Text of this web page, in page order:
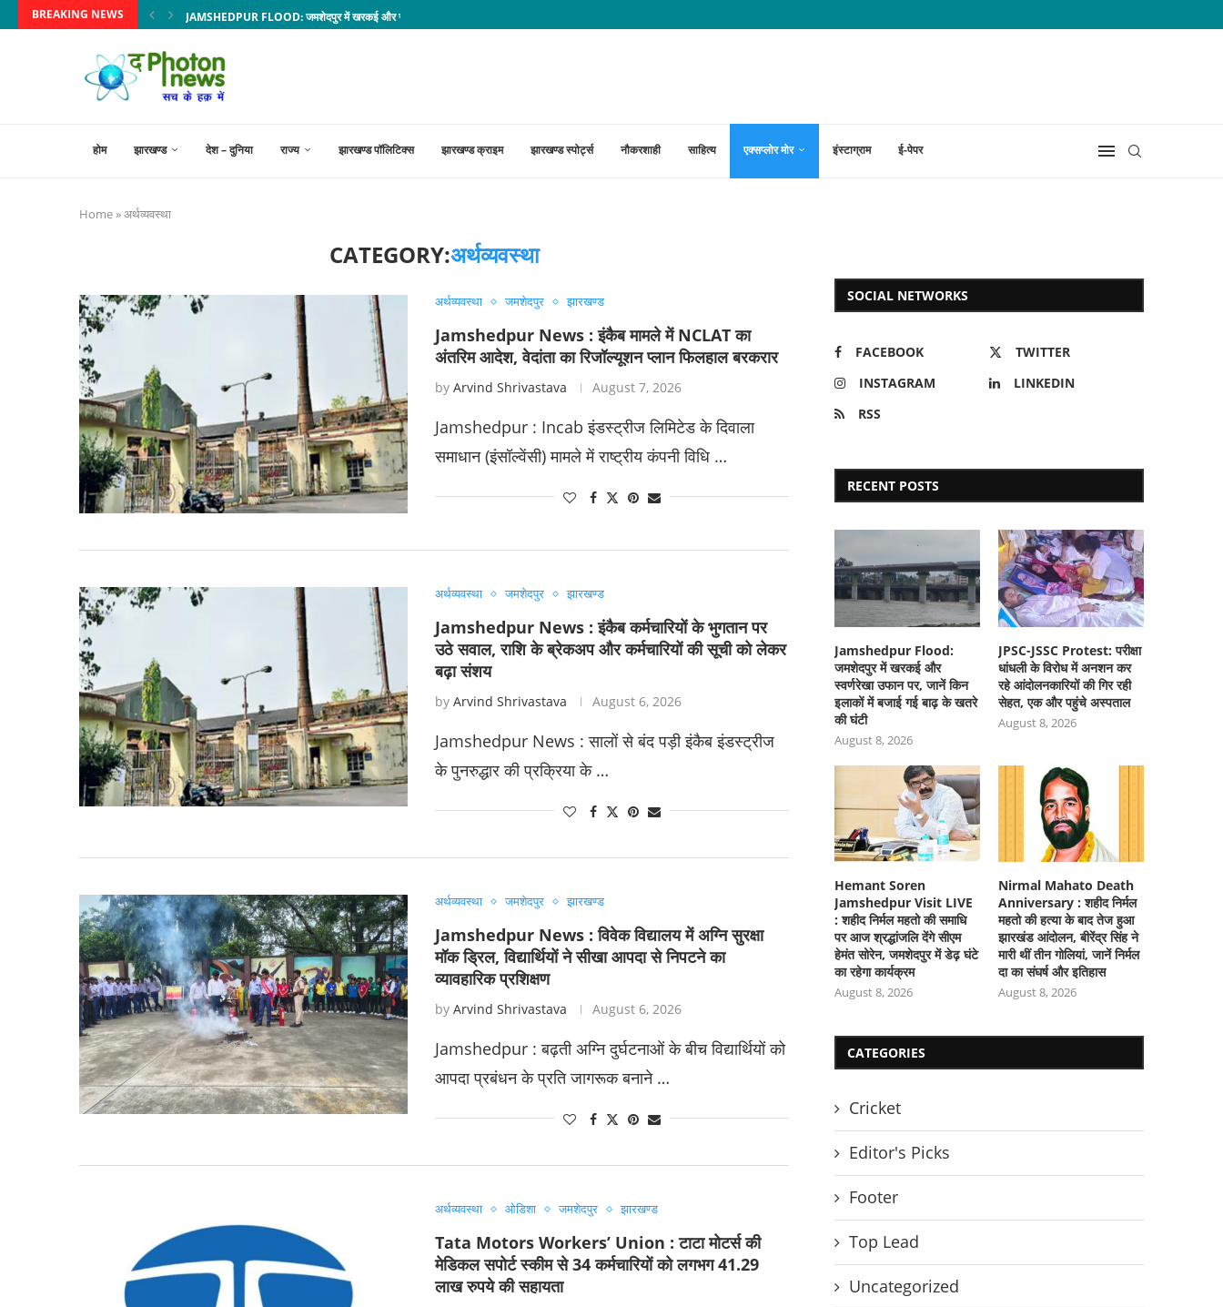
BREAKING NEWS JAMSHEDPUR FLOOD: जमशेदपुर में खरकई और स्वर्णरेखा उफान पर, जानें किन इलाकों में बजाई गई...
होम झारखण्ड देश – दुनिया राज्य झारखण्ड पॉलिटिक्स झारखण्ड क्राइम झारखण्ड स्पोर्ट्स नौकरशाही साहित्य एक्सप्लोर मोर इंस्टाग्राम ई-पेपर
Home»अर्थव्यवस्था
CATEGORY:अर्थव्यवस्था
अर्थव्यवस्था जमशेदपुर झारखण्ड
Jamshedpur News : इंकैब मामले में NCLAT का
अंतरिम आदेश, वेदांता का रिजॉल्यूशन प्लान फिलहाल बरकरार
by Arvind Shrivastava August 7, 2026
Jamshedpur : Incab इंडस्ट्रीज लिमिटेड के दिवाला
समाधान (इंसॉल्वेंसी) मामले में राष्ट्रीय कंपनी विधि …
अर्थव्यवस्था जमशेदपुर झारखण्ड
Jamshedpur News : इंकैब कर्मचारियों के भुगतान पर
उठे सवाल, राशि के ब्रेकअप और कर्मचारियों की सूची को लेकर
बढ़ा संशय
by Arvind Shrivastava August 6, 2026
Jamshedpur News : सालों से बंद पड़ी इंकैब इंडस्ट्रीज
के पुनरुद्धार की प्रक्रिया के …
अर्थव्यवस्था जमशेदपुर झारखण्ड
Jamshedpur News : विवेक विद्यालय में अग्नि सुरक्षा
मॉक ड्रिल, विद्यार्थियों ने सीखा आपदा से निपटने का
व्यावहारिक प्रशिक्षण
by Arvind Shrivastava August 6, 2026
Jamshedpur : बढ़ती अग्नि दुर्घटनाओं के बीच विद्यार्थियों को
आपदा प्रबंधन के प्रति जागरूक बनाने …
अर्थव्यवस्था ओडिशा जमशेदपुर झारखण्ड
Tata Motors Workers’ Union : टाटा मोटर्स की
मेडिकल सपोर्ट स्कीम से 34 कर्मचारियों को लगभग 41.29
लाख रुपये की सहायता
SOCIAL NETWORKS
FACEBOOK
TWITTER
INSTAGRAM
LINKEDIN
RSS
RECENT POSTS
Jamshedpur Flood:
जमशेदपुर में खरकई और
स्वर्णरेखा उफान पर, जानें किन
इलाकों में बजाई गई बाढ़ के खतरे
की घंटी
August 8, 2026
JPSC-JSSC Protest: परीक्षा
धांधली के विरोध में अनशन कर
रहे आंदोलनकारियों की गिर रही
सेहत, एक और पहुंचे अस्पताल
August 8, 2026
Hemant Soren
Jamshedpur Visit LIVE
: शहीद निर्मल महतो की समाधि
पर आज श्रद्धांजलि देंगे सीएम
हेमंत सोरेन, जमशेदपुर में डेढ़ घंटे
का रहेगा कार्यक्रम
August 8, 2026
Nirmal Mahato Death
Anniversary : शहीद निर्मल
महतो की हत्या के बाद तेज हुआ
झारखंड आंदोलन, बीरेंद्र सिंह ने
मारी थीं तीन गोलियां, जानें निर्मल
दा का संघर्ष और इतिहास
August 8, 2026
CATEGORIES
Cricket
Editor's Picks
Footer
Top Lead
Uncategorized